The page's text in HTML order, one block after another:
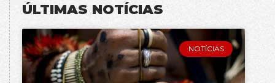
ÚLTIMAS NOTÍCIAS
NOTÍCIAS